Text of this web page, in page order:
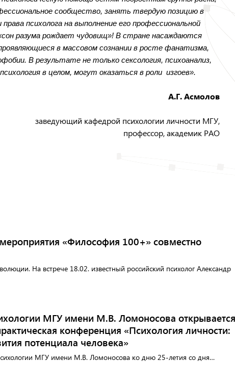
сообщество, занять твердую позицию в
психолога на выполнение его профессиональной
разума рождает чудовищ»! В стране насаждаются
в массовом сознании в росте фанатизма,
В результате не только сексология, психоанализ,
в целом, могут оказаться в роли изгоев».
А.Г. Асмолов
заведующий кафедрой психологии личности МГУ,
профессор, академик РАО
«Философия 100+» совместно
На встрече 18.02. известный российский психолог Александр
МГУ имени М.В. Ломоносова открывается
конференция «Психология личности:
потенциала человека»
МГУ имени М.В. Ломоносова ко дню 25-летия со дня…